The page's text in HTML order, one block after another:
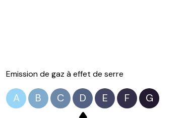
Emission de gaz à effet de serre
A B C D E F G